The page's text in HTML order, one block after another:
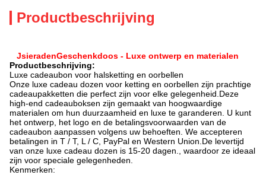
Productbeschrijving
JsieradenGeschenkdoos - Luxe ontwerp en materialen
Productbeschrijving:
Luxe cadeaubon voor halsketting en oorbellen
Onze luxe cadeau dozen voor ketting en oorbellen zijn prachtige
cadeaupakketten die perfect zijn voor elke gelegenheid.Deze
high-end cadeauboksen zijn gemaakt van hoogwaardige
materialen om hun duurzaamheid en luxe te garanderen. U kunt
het ontwerp, het logo en de betalingsvoorwaarden van de
cadeaubon aanpassen volgens uw behoeften. We accepteren
betalingen in T / T, L / C, PayPal en Western Union.De levertijd
van onze luxe cadeau dozen is 15-20 dagen., waardoor ze ideaal
zijn voor speciale gelegenheden.
Kenmerken: